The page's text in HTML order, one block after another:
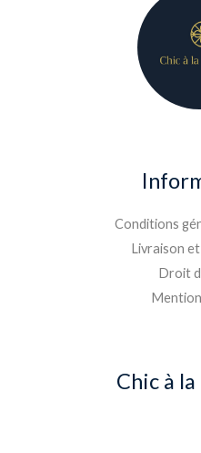
Conditions
Livraison
Droit
Chic à